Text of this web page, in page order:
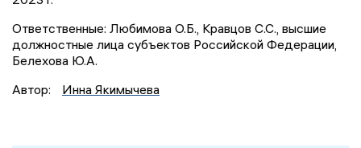
Ответственные: Любимова О.Б., Кравцов С.С., высшие
должностные лица субъектов Российской Федерации,
Белехова Ю.А.
Автор:
Инна Якимычева